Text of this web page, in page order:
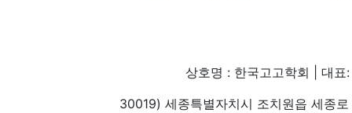
상호명 : 한국고고학회 | 대
30019) 세종특별자치시 조치원읍 세종